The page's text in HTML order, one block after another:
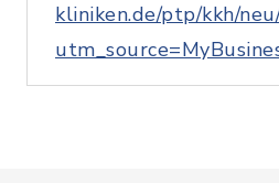
kliniken.de/ptp/kkh/